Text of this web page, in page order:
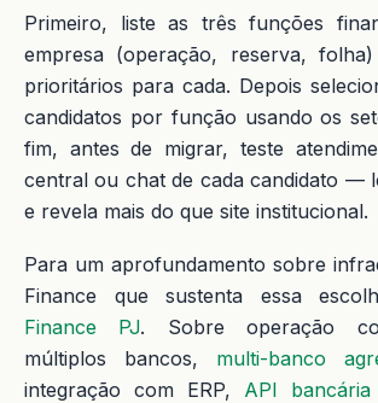
Primeiro, liste as três funções
empresa (operação, reserva,
prioritários para cada. Depois
candidatos por função usando os
fim, antes de migrar, teste
central ou chat de cada candidato —
e revela mais do que site institucional.
Para um aprofundamento sobre
Finance que sustenta essa
Finance PJ. Sobre operação
múltiplos bancos, multi-banco
integração com ERP, API bancária